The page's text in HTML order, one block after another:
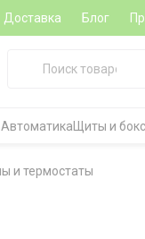
Доставка Блог
Автоматика Щиты и
и термостаты